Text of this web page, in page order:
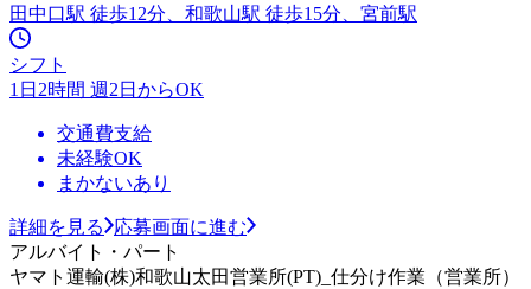
田中口駅 徒歩12分、和歌山駅 徒歩15分、宮前駅
シフト
1日2時間 週2日からOK
交通費支給
未経験OK
まかないあり
詳細を見る
応募画面に進む
アルバイト・パート
ヤマト運輸(株)和歌山太田営業所(PT)_仕分け作業（営業所）